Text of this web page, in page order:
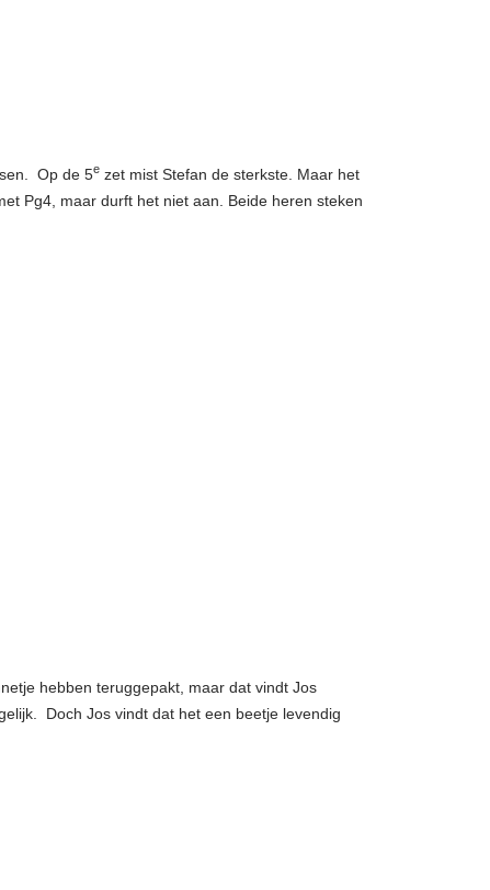
Op de 5e zet mist Stefan de sterkste. Maar het
Pg4, maar durft het niet aan. Beide heren steken
hebben teruggepakt, maar dat vindt Jos
Doch Jos vindt dat het een beetje levendig